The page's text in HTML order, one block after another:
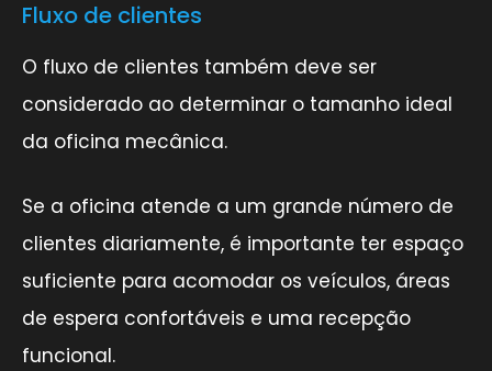
Fluxo de clientes
O fluxo de clientes também deve ser
considerado ao determinar o tamanho ideal
da oficina mecânica.
Se a oficina atende a um grande número de
clientes diariamente, é importante ter espaço
suficiente para acomodar os veículos, áreas
de espera confortáveis e uma recepção
funcional.